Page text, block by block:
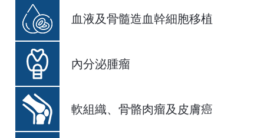
血液及骨髓造血幹細胞移植
內分泌腫瘤
軟組織、骨骼肉瘤及皮膚癌